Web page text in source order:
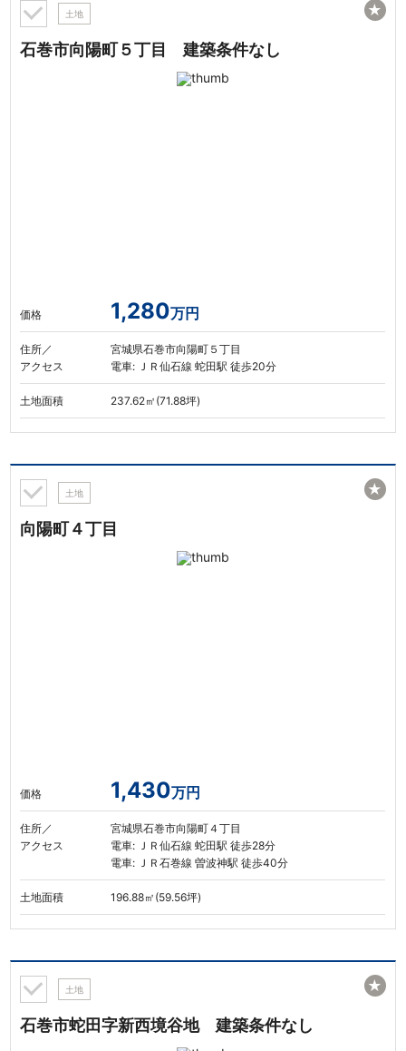
土地
石巻市向陽町５丁目 建築条件なし
価格 1,280万円
住所／
アクセス
宮城県石巻市向陽町５丁目
電車: ＪＲ仙石線 蛇田駅 徒歩20分
土地面積 237.62㎡(71.88坪)
★
土地
向陽町４丁目
価格 1,430万円
住所／
アクセス
宮城県石巻市向陽町４丁目
電車: ＪＲ仙石線 蛇田駅 徒歩28分
電車: ＪＲ石巻線 曽波神駅 徒歩40分
土地面積 196.88㎡(59.56坪)
★
土地
石巻市蛇田字新西境谷地 建築条件なし
★